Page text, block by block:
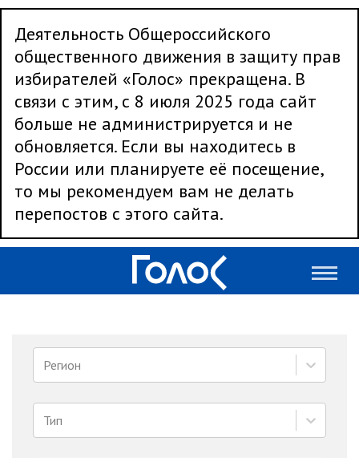
Деятельность Общероссийского
общественного движения в защиту прав
избирателей «Голос» прекращена. В
связи с этим, с 8 июля 2025 года сайт
больше не администрируется и не
обновляется. Если вы находитесь в
России или планируете её посещение,
то мы рекомендуем вам не делать
перепостов с этого сайта.
Регион
Тип